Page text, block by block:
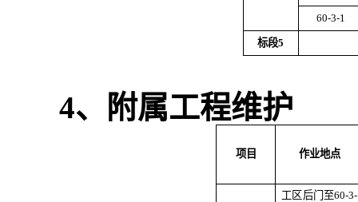
60-3-1
标段5
4、附属工程维护
项目 作业地点
工区后门至60-3-